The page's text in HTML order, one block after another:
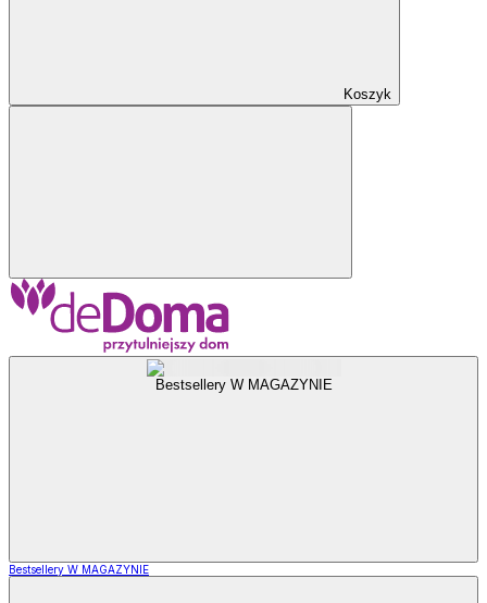
Koszyk
Bestsellery W MAGAZYNIE
Bestsellery W MAGAZYNIE